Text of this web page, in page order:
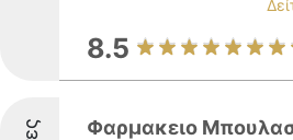
8.5
Φαρμακειο